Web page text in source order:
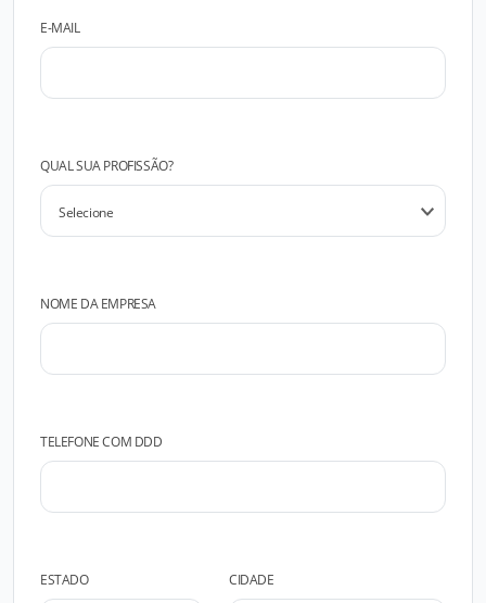
E-MAIL
QUAL SUA PROFISSÃO?
NOME DA EMPRESA
TELEFONE COM DDD
ESTADO CIDADE